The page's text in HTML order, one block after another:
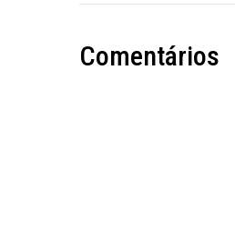
Comentários